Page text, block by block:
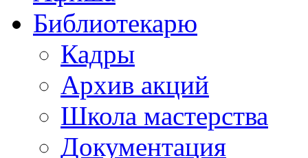
Библиотекарю
Кадры
Архив акций
Школа мастерства
Документация